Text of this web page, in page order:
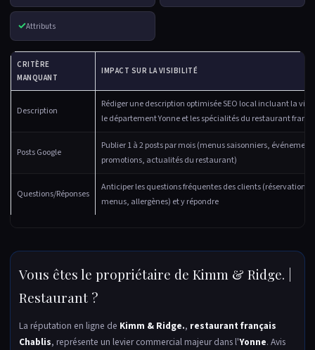
✓Attributs
CRITÈRE
MANQUANT
IMPACT SUR LA VISIBILITÉ
Description
Rédiger une description optimisée SEO local incluant la
le département Yonne et les spécialités du restaurant
Posts Google
Publier 1 à 2 posts par mois (menus saisonniers,
promotions, actualités du restaurant)
Questions/Réponses
Anticiper les questions fréquentes des clients (réservation,
menus, allergènes) et y répondre
Vous êtes le propriétaire de Kimm & Ridge. |
Restaurant ?
La réputation en ligne de Kimm & Ridge., restaurant français
Chablis, représente un levier commercial majeur dans l'Yonne. Avis